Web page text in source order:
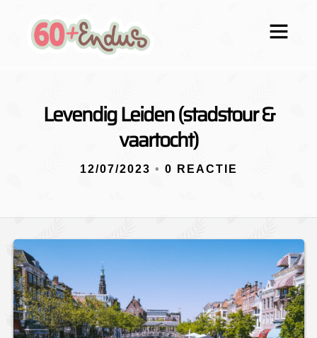
Levendig Leiden (stadstour &
vaartocht)
12/07/2023 • 0 REACTIE